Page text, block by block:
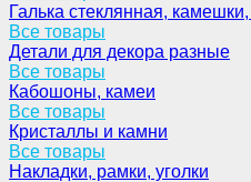
Галька стеклянная,
Все товары
Детали для декора разные
Все товары
Кабошоны, камеи
Все товары
Кристаллы и камни
Все товары
Накладки, рамки, уголки